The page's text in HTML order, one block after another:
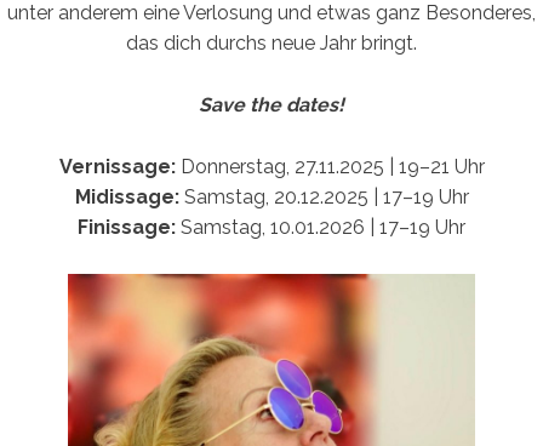
unter anderem eine Verlosung und etwas ganz Besonderes,
das dich durchs neue Jahr bringt.
Save the dates!
Vernissage:Donnerstag, 27.11.2025 | 19–21 Uhr
Midissage:Samstag, 20.12.2025 | 17–19 Uhr
Finissage: Samstag, 10.01.2026 | 17–19 Uhr